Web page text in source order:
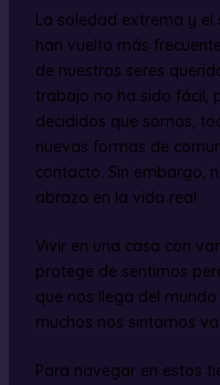
La soledad extrema y
han vuelto más
de nuestros seres
trabajo no ha sido fácil,
decididos que somos,
nuevas formas de
contacto. Sin embargo,
abrazo en la vida real.
Vivir en una casa con
protege de sentirnos
que nos llega del
muchos nos sintamos
Para navegar en estos